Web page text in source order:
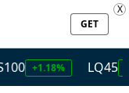
GET
X
+1.18% LQ45